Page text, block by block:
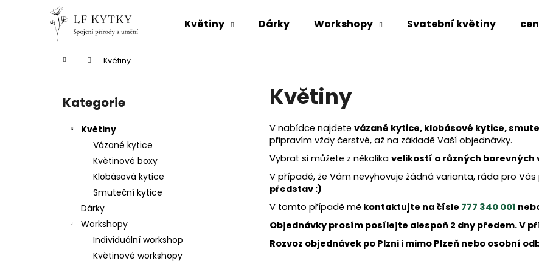
Květiny Dárky Workshopy Svatební květiny
Domů Květiny
Přeskočit
kategorie
Kategorie
Květiny
Vázané kytice
Květinové boxy
Klobásová kytice
Smuteční kytice
Dárky
Workshopy
Individuální workshop
Květinové workshopy
Květiny
V nabídce najdete vázané kytice, klobásové kytice,
připravím vždy čerstvé, až na základě Vaší objednávky.
Vybrat si můžete z několika velikostí a různých barevných
V případě, že Vám nevyhovuje žádná varianta, ráda pro
představ :)
V tomto případě mě kontaktujte na čísle 777 340 001
Objednávky prosím posílejte alespoň 2 dny předem. V
Rozvoz objednávek po Plzni i mimo Plzeň nebo osobní
Zpět
Zpět
Doporučujeme